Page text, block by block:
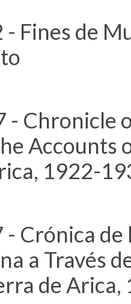
Fines de
Chronicle
Accounts
1922-
Crónica de
a Través
de